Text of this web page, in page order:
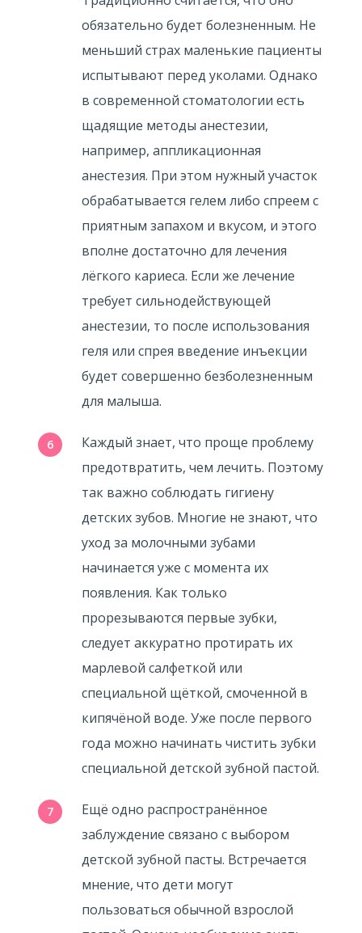
обязательно будет болезненным. Не
меньший страх маленькие пациенты
испытывают перед уколами. Однако
в современной стоматологии есть
щадящие методы анестезии,
например, аппликационная
анестезия. При этом нужный участок
обрабатывается гелем либо спреем с
приятным запахом и вкусом, и этого
вполне достаточно для лечения
лёгкого кариеса. Если же лечение
требует сильнодействующей
анестезии, то после использования
геля или спрея введение инъекции
будет совершенно безболезненным
для малыша.
Каждый знает, что проще проблему
предотвратить, чем лечить. Поэтому
так важно соблюдать гигиену
детских зубов. Многие не знают, что
уход за молочными зубами
начинается уже с момента их
появления. Как только
прорезываются первые зубки,
следует аккуратно протирать их
марлевой салфеткой или
специальной щёткой, смоченной в
кипячёной воде. Уже после первого
года можно начинать чистить зубки
специальной детской зубной пастой.
Ещё одно распространённое
заблуждение связано с выбором
детской зубной пасты. Встречается
мнение, что дети могут
пользоваться обычной взрослой